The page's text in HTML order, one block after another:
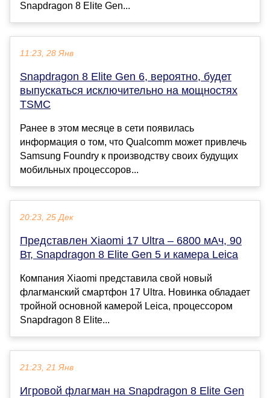
Snapdragon 8 Elite Gen...
11:23, 28 Янв
Snapdragon 8 Elite Gen 6, вероятно, будет
выпускаться исключительно на мощностях
TSMC
Ранее в этом месяце в сети появилась
информация о том, что Qualcomm может привлечь
Samsung Foundry к производству своих будущих
мобильных процессоров...
20:23, 25 Дек
Представлен Xiaomi 17 Ultra – 6800 мАч, 90
Вт, Snapdragon 8 Elite Gen 5 и камера Leica
Компания Xiaomi представила свой новый
флагманский смартфон 17 Ultra. Новинка обладает
тройной основной камерой Leica, процессором
Snapdragon 8 Elite...
21:23, 21 Янв
Игровой флагман на Snapdragon 8 Elite Gen